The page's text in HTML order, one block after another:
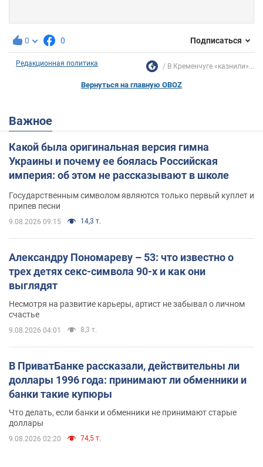
0 0 Подписаться
Редакционная политика В Кременчуге «казнили»...
Вернуться на главную OBOZ
Важное
Какой была оригинальная версия гимна
Украины и почему ее боялась Российская
империя: об этом не рассказывают в школе
Государственным символом являются только первый куплет и
припев песни
9.08.2026 09:15 14,3 т.
Александру Пономареву – 53: что известно о
трех детях секс-символа 90-х и как они
выглядят
Несмотря на развитие карьеры, артист не забывал о личном
счастье
9.08.2026 04:01 8,3 т.
В ПриватБанке рассказали, действительны ли
доллары 1996 года: принимают ли обменники и
банки такие купюры
Что делать, если банки и обменники не принимают старые
доллары
9.08.2026 02:20 74,5 т.